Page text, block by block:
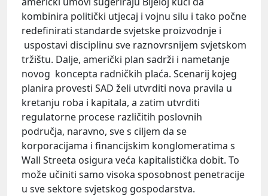
kombinira politički utjecaj i vojnu silu i tako počne
redefinirati standarde svjetske proizvodnje i
uspostavi disciplinu sve raznovrsnijem svjetskom
tržištu. Dalje, američki plan sadrži i nametanje
novog koncepta radničkih plaća. Scenarij kojeg
planira provesti SAD želi utvrditi nova pravila u
kretanju roba i kapitala, a zatim utvrditi
regulatorne procese različitih poslovnih
područja, naravno, sve s ciljem da se
korporacijama i financijskim konglomeratima s
Wall Streeta osigura veća kapitalistička dobit. To
može učiniti samo visoka sposobnost penetracije
u sve sektore svjetskog gospodarstva.